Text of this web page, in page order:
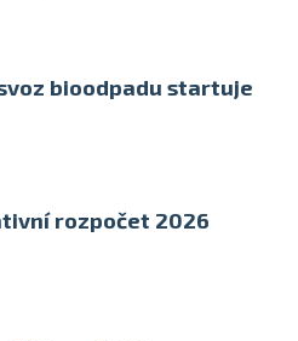
bioodpadu startuje
rozpočet 2026